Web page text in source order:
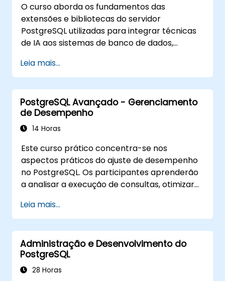
O curso aborda os fundamentos das
extensões e bibliotecas do servidor
PostgreSQL utilizadas para integrar técnicas
de IA aos sistemas de banco de dados,
com base em vetores de incorporação
(embeddings), consultas Text-to-SQL e
Geração Aumentada por Recuperação
(RAG). Os alunos aprenderão como instalar o
PgVector e o PgAI, gerar e carregar vetores
de incorporação, criar índices vetoriais,
de desenvolver aplicações Text-to-SQL
usando LangChain com Python ou JavaScript.
Demonstrações e exercícios práticos
reforçam os conceitos fundamentais e as
competências técnicas.
Leia mais...
PostgreSQL Avançado - Gerenciamento
de Desempenho
14 Horas
Este curso prático concentra-se nos
aspectos práticos do ajuste de desempenho
no PostgreSQL. Os participantes aprenderão
a analisar a execução de consultas, otimizar
sistema, e monitorar cargas de trabalho
efetivamente. Cenários do mundo real e
exercícios ao vivo demonstram como
identificar e resolver gargalos tanto no nível
do banco de dados quanto do sistema.
Leia mais...
Administração e Desenvolvimento do
PostgreSQL
28 Horas